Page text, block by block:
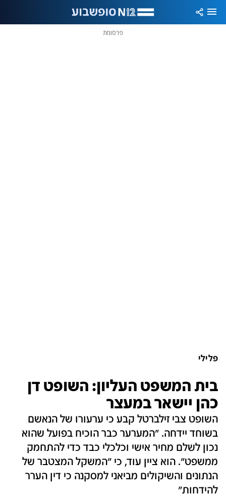
פרסומת
פלילי
בית המשפט העליון: השופט דן
כהן יישאר במעצר
השופט צבי זילברטל קבע כי ערעורו של הנאשם
בשוחד יידחה. "המערער כבר הוכיח בפועל שהוא
נכון לשלם מחיר אישי וכלכלי כבד כדי להתחמק
ממשפט". הוא ציין עוד, כי "המשקל המצטבר של
הנתונים והשיקולים מביאני למסקנה כי דין הערר
להידחות"